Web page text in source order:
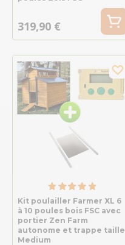
319,90 €
Kit poulailler Farmer XL 6
à 10 poules bois FSC avec
portier Zen Farm
autonome et trappe taille
Medium